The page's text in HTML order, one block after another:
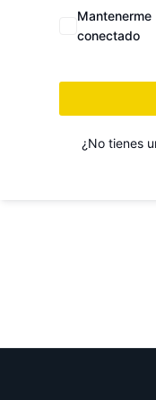
Mantenerme
conectado
¿No tienes